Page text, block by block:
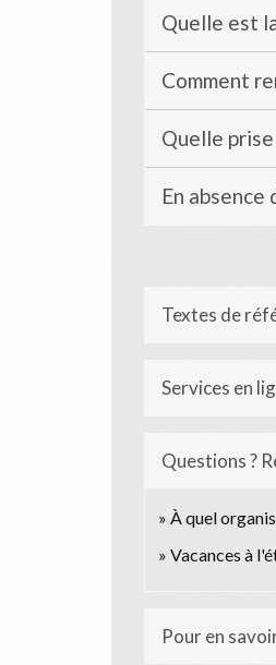
Quelle est
Comment
Quelle
En absence
Textes de
Services en
Questions ?
À quel
Vacances à
Pour en